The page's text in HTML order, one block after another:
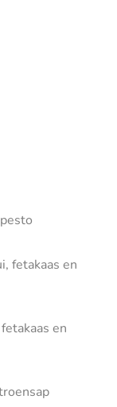
fetakaas en
en